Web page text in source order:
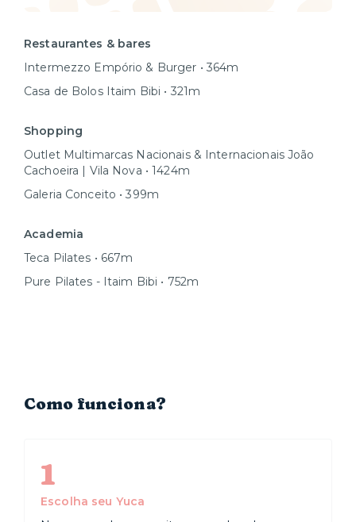
Restaurantes & bares
Intermezzo Empório & Burger • 364m
Casa de Bolos Itaim Bibi • 321m
Shopping
Outlet Multimarcas Nacionais & Internacionais João
Cachoeira | Vila Nova • 1424m
Galeria Conceito • 399m
Academia
Teca Pilates • 667m
Pure Pilates - Itaim Bibi • 752m
Como funciona?
1
Escolha seu Yuca